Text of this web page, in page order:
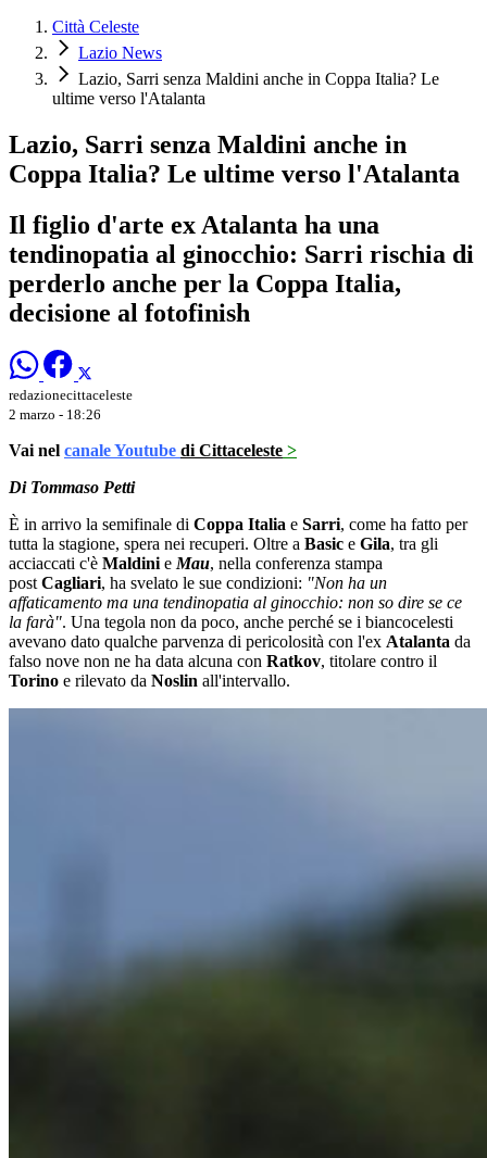
Città Celeste
Lazio News
Lazio, Sarri senza Maldini anche in Coppa Italia? Le
ultime verso l'Atalanta
Lazio, Sarri senza Maldini anche in
Coppa Italia? Le ultime verso l'Atalanta
Il figlio d'arte ex Atalanta ha una
tendinopatia al ginocchio: Sarri rischia di
perderlo anche per la Coppa Italia,
decisione al fotofinish
redazionecittaceleste
2 marzo - 18:26
Vai nel canale Youtube di Cittaceleste >
Di Tommaso Petti
È in arrivo la semifinale di Coppa Italia e Sarri, come ha fatto per
tutta la stagione, spera nei recuperi. Oltre a Basic e Gila, tra gli
acciaccati c'è Maldini e Mau, nella conferenza stampa
post Cagliari, ha svelato le sue condizioni: "Non ha un
affaticamento ma una tendinopatia al ginocchio: non so dire se ce
la farà". Una tegola non da poco, anche perché se i biancocelesti
avevano dato qualche parvenza di pericolosità con l'ex Atalanta da
falso nove non ne ha data alcuna con Ratkov, titolare contro il
Torino e rilevato da Noslin all'intervallo.